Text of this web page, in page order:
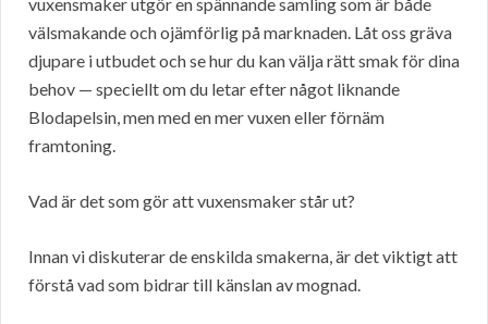
välsmakande och ojämförlig på marknaden. Låt oss gräva
djupare i utbudet och se hur du kan välja rätt smak för dina
behov — speciellt om du letar efter något liknande
Blodapelsin, men med en mer vuxen eller förnäm
framtoning.
Vad är det som gör att vuxensmaker står ut?
Innan vi diskuterar de enskilda smakerna, är det viktigt att
förstå vad som bidrar till känslan av mognad.